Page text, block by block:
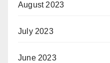
August 2023
July 2023
June 2023